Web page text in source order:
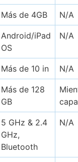
Más de 4GB N/A
Android/iPad
OS
N/A
Más de 10 in N/A
Más de 128
GB
5 GHz & 2.4
GHz,
Bluetooth
N/A